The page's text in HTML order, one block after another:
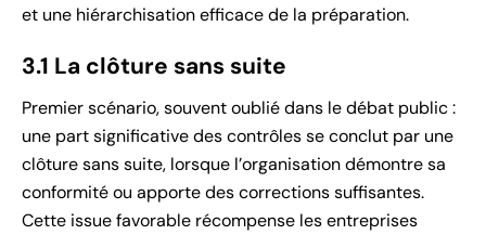
et une hiérarchisation efficace de la préparation.
3.1 La clôture sans suite
Premier scénario, souvent oublié dans le débat public :
une part significative des contrôles se conclut par une
clôture sans suite, lorsque l’organisation démontre sa
conformité ou apporte des corrections suffisantes.
Cette issue favorable récompense les entreprises